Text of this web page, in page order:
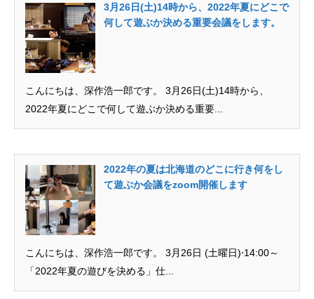
無料で登録したい企業様はこちら メディア取材受付口はこちら
3月26日(土)14時から、2022年夏にどこで
何して遊ぶか決める重要会議をします。
こんにちは、深作浩一郎です。 3月26日(土)14時から、
2022年夏にどこで何して遊ぶか決める重要...
2022年の夏は北海道のどこに行き何をし
て遊ぶか会議をzoom開催します
こんにちは、深作浩一郎です。 3月26日 (土曜日)⋅14:00～
「2022年夏の遊びを決める」仕...